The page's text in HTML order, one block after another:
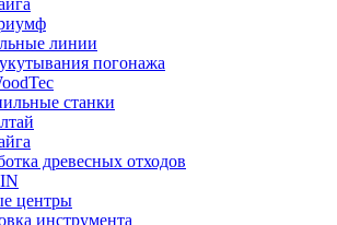
линии
погонажа
станки
древесных отходов
центры
инструмента